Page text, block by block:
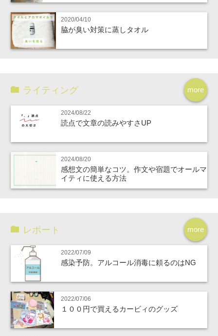
2020/04/10
脇が臭い対策に蒸しタオル
more
ライティング
2024/08/22
読点で文章の読みやすさUP
2024/08/20
感想文の簡単なコツ。作文や宿題でオールマ
イティに使える方法
more
レポート
2022/07/09
感染予防。アルコール消毒に頼るのはNG
2022/07/06
１００円で買えるカービィのグッズ